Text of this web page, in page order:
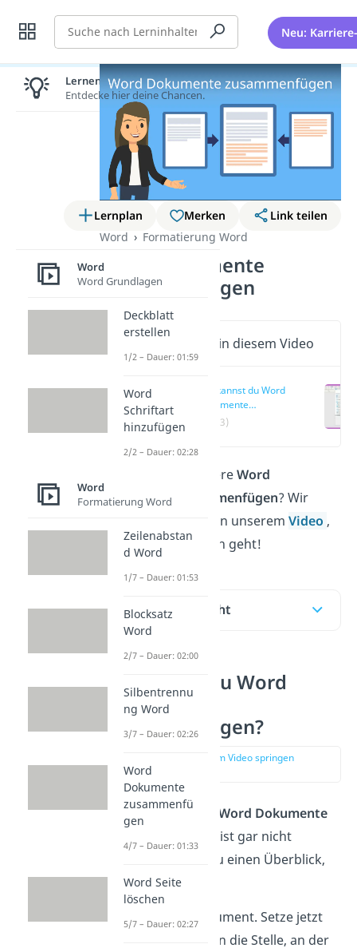
Suche Neu:
Lernplan Merken
Link teilen
Word
Formatierung Word
Word Dokumente
zusammenfügen
Wichtige Inhalte in diesem Video
Wie kannst du Word
Dokumente
zusammenfügen?
(00:13)
Du möchtest mehrereWord
Dokumente zusammenfügen? Wir
zeigen dir hier und in unserem Video ,
wie das ganz einfach geht!
Inhaltsübersicht
Wie kannst du Word
Dokumente
zusammenfügen?
zur Stelle im Video springen
Zwei oder mehrere
Word Dokumente
ist gar nicht
schwer. Hier hast du einen Überblick,
wie das geht:
Öffne dein Dokument. Setze jetzt
an die Stelle, an der
Lernen lohnt sich!
Entdecke hier deine Chancen.
Word
Word Grundlagen
Deckblatt
erstellen
1/2 – Dauer: 01:59
Word
Schriftart
hinzufügen
2/2 – Dauer: 02:28
Word
Formatierung Word
Zeilenabstan
d Word
1/7 – Dauer: 01:53
Blocksatz
Word
2/7 – Dauer: 02:00
Silbentrennu
ng Word
3/7 – Dauer: 02:26
Word
Dokumente
zusammenfü
gen
4/7 – Dauer: 01:33
Word Seite
löschen
5/7 – Dauer: 02:27